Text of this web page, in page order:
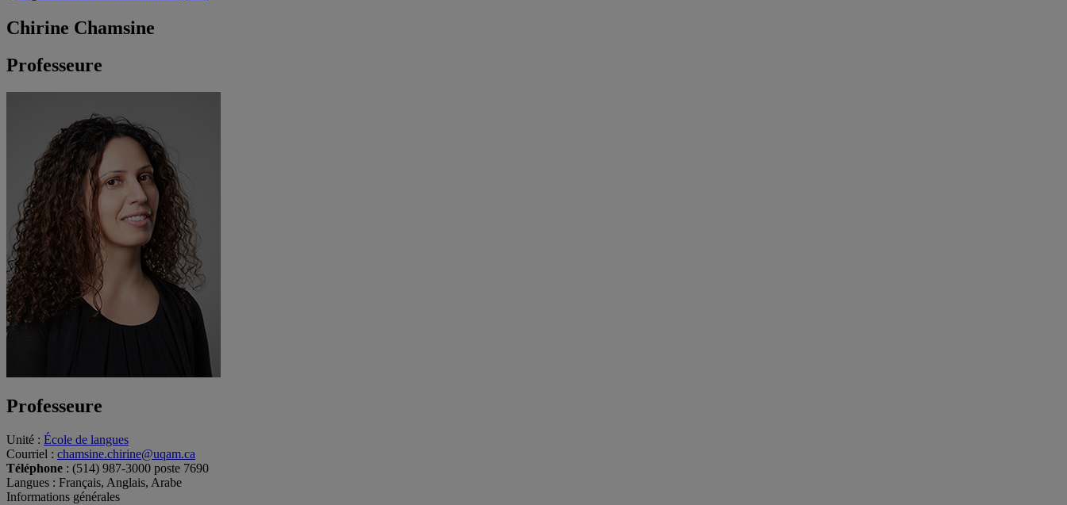
Chirine Chamsine
Professeure
Professeure
Unité : École de langues
Courriel : chamsine.chirine@uqam.ca
Téléphone : (514) 987-3000 poste 7690
Langues : Français, Anglais, Arabe
Informations générales